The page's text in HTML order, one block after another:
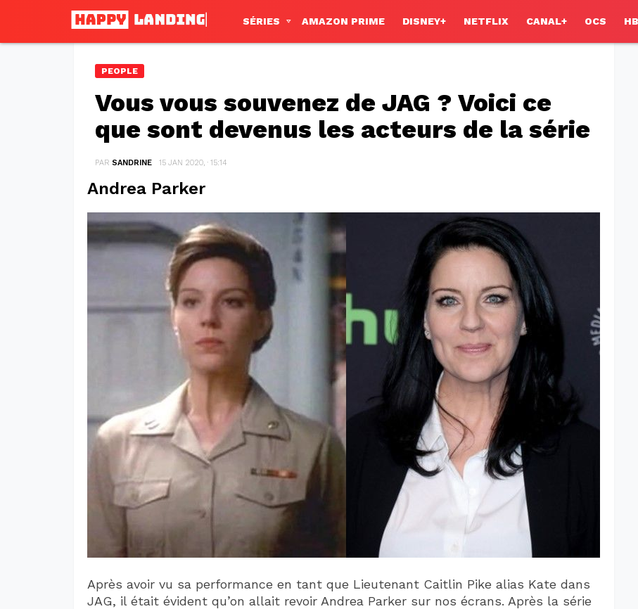
SÉRIES AMAZON PRIME DISNEY+ NETFLIX CANAL+ OCS
PEOPLE
Vous vous souvenez de JAG ? Voici ce
que sont devenus les acteurs de la série
PAR SANDRINE 15 JAN 2020, · 15:14
Andrea Parker
Après avoir vu sa performance en tant que Lieutenant Caitlin Pike alias Kate dans
JAG, il était évident qu’on allait revoir Andrea Parker sur nos écrans. Après la série